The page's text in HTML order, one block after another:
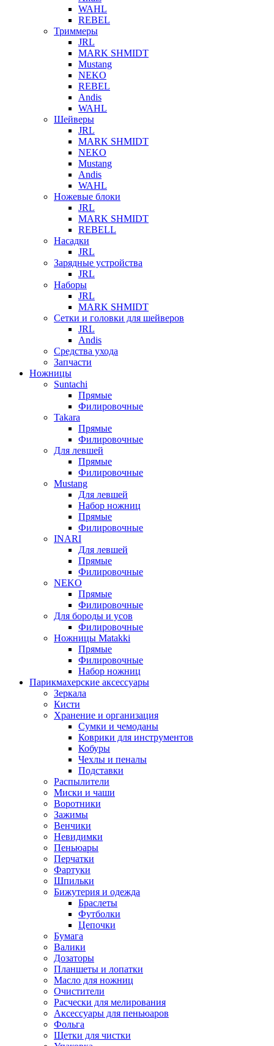
WAHL
REBEL
Триммеры
JRL
MARK SHMIDT
Mustang
NEKO
REBEL
Andis
WAHL
Шейверы
JRL
MARK SHMIDT
NEKO
Mustang
Andis
WAHL
Ножевые блоки
JRL
MARK SHMIDT
REBELL
Насадки
JRL
Зарядные устройства
JRL
Наборы
JRL
MARK SHMIDT
Сетки и головки для шейверов
JRL
Andis
Средства ухода
Запчасти
Ножницы
Suntachi
Прямые
Филировочные
Takara
Прямые
Филировочные
Для левшей
Прямые
Филировочные
Mustang
Для левшей
Набор ножниц
Прямые
Филировочные
INARI
Для левшей
Прямые
Филировочные
NEKO
Прямые
Филировочные
Для бороды и усов
Филировочные
Ножницы Matakki
Прямые
Филировочные
Набор ножниц
Парикмахерские аксессуары
Зеркала
Кисти
Хранение и организация
Сумки и чемоданы
Коврики для инструментов
Кобуры
Чехлы и пеналы
Подставки
Распылители
Миски и чаши
Воротники
Зажимы
Венчики
Невидимки
Пеньюары
Перчатки
Фартуки
Шпильки
Бижутерия и одежда
Браслеты
Футболки
Цепочки
Бумага
Валики
Дозаторы
Планшеты и лопатки
Масло для ножниц
Очистители
Расчески для мелирования
Аксессуары для пеньюаров
Фольга
Щетки для чистки